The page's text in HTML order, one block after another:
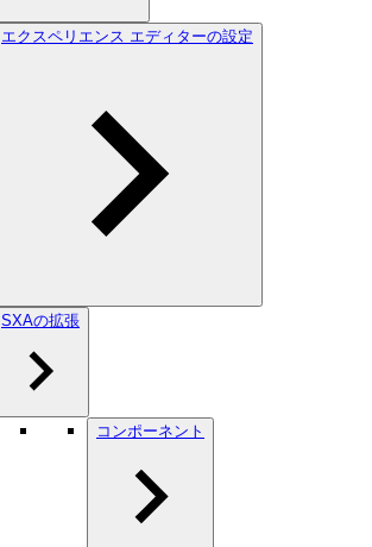
エクスペリエンス エディターの設定
SXAの拡張
コンポーネント